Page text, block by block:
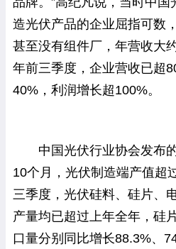
造光伏产品的企业屈指可数
甚至没有组件厂，年营收大
年前三季度，企业营收已超
40%，利润增长超100%。
中国光伏行业协会发布的
10个月，光伏制造端产值超
三季度，光伏硅料、硅片、
产量均已超过上年全年，硅
口量分别同比增长88.3%、